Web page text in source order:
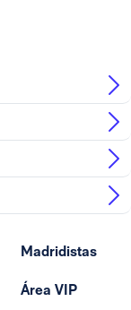
Madridistas
Área VIP